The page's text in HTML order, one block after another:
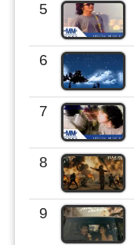
5
6
7
8
9